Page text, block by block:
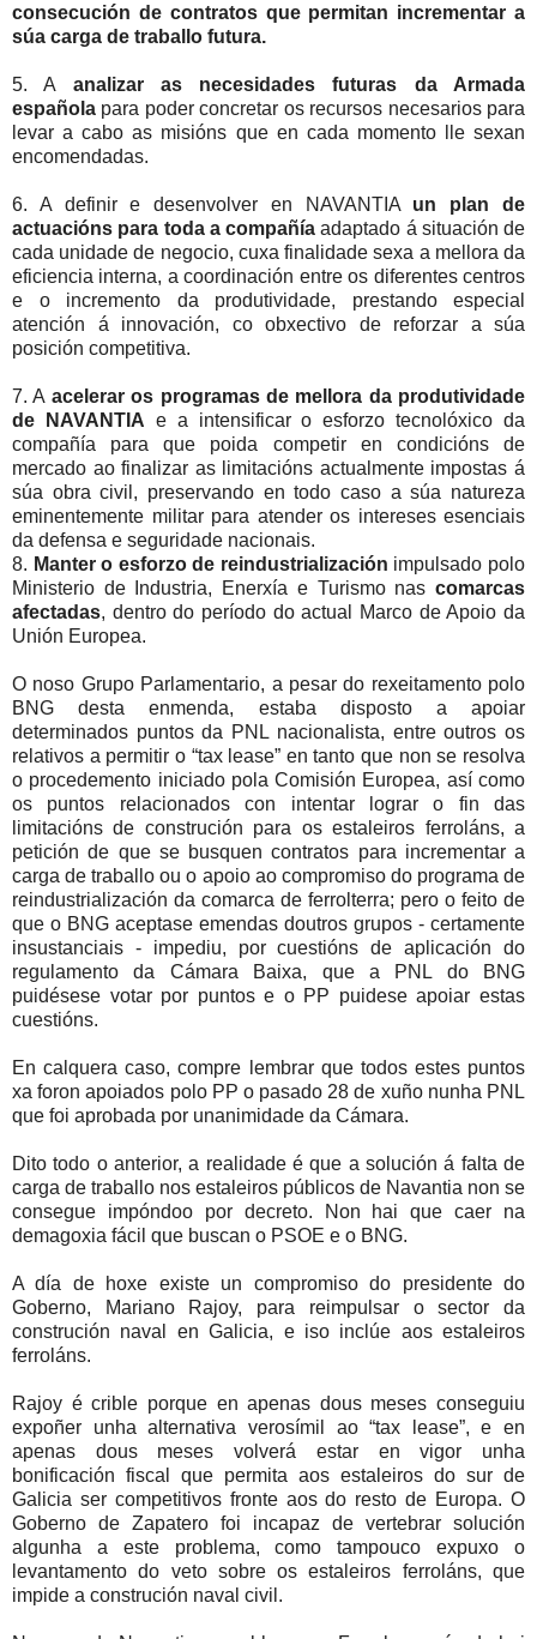
consecución de contratos que permitan incrementar a
súa carga de traballo futura.
5. A analizar as necesidades futuras da Armada
española para poder concretar os recursos necesarios para
levar a cabo as misións que en cada momento lle sexan
encomendadas.
6. A definir e desenvolver en NAVANTIA un plan de
actuacións para toda a compañía adaptado á situación de
cada unidade de negocio, cuxa finalidade sexa a mellora da
eficiencia interna, a coordinación entre os diferentes centros
e o incremento da produtividade, prestando especial
atención á innovación, co obxectivo de reforzar a súa
posición competitiva.
7. A acelerar os programas de mellora da produtividade
de NAVANTIA e a intensificar o esforzo tecnolóxico da
compañía para que poida competir en condicións de
mercado ao finalizar as limitacións actualmente impostas á
súa obra civil, preservando en todo caso a súa natureza
eminentemente militar para atender os intereses esenciais
da defensa e seguridade nacionais.
8. Manter o esforzo de reindustrialización impulsado polo
Ministerio de Industria, Enerxía e Turismo nas comarcas
afectadas, dentro do período do actual Marco de Apoio da
Unión Europea.
O noso Grupo Parlamentario, a pesar do rexeitamento polo
BNG desta enmenda, estaba disposto a apoiar
determinados puntos da PNL nacionalista, entre outros os
relativos a permitir o “tax lease” en tanto que non se resolva
o procedemento iniciado pola Comisión Europea, así como
os puntos relacionados con intentar lograr o fin das
limitacións de construción para os estaleiros ferroláns, a
petición de que se busquen contratos para incrementar a
carga de traballo ou o apoio ao compromiso do programa de
reindustrialización da comarca de ferrolterra; pero o feito de
que o BNG aceptase emendas doutros grupos - certamente
insustanciais - impediu, por cuestións de aplicación do
regulamento da Cámara Baixa, que a PNL do BNG
puidésese votar por puntos e o PP puidese apoiar estas
cuestións.
En calquera caso, compre lembrar que todos estes puntos
xa foron apoiados polo PP o pasado 28 de xuño nunha PNL
que foi aprobada por unanimidade da Cámara.
Dito todo o anterior, a realidade é que a solución á falta de
carga de traballo nos estaleiros públicos de Navantia non se
consegue impóndoo por decreto. Non hai que caer na
demagoxia fácil que buscan o PSOE e o BNG.
A día de hoxe existe un compromiso do presidente do
Goberno, Mariano Rajoy, para reimpulsar o sector da
construción naval en Galicia, e iso inclúe aos estaleiros
ferroláns.
Rajoy é crible porque en apenas dous meses conseguiu
expoñer unha alternativa verosímil ao “tax lease”, e en
apenas dous meses volverá estar en vigor unha
bonificación fiscal que permita aos estaleiros do sur de
Galicia ser competitivos fronte aos do resto de Europa. O
Goberno de Zapatero foi incapaz de vertebrar solución
algunha a este problema, como tampouco expuxo o
levantamento do veto sobre os estaleiros ferroláns, que
impide a construción naval civil.